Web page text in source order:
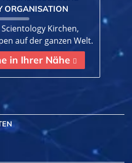
ORGANISATION
Kirchen,
auf der ganzen Welt.
in Ihrer Nähe